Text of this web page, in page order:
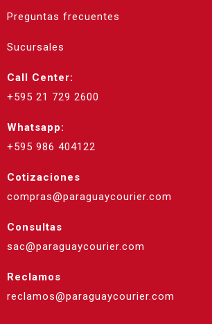
Preguntas frecuentes
Sucursales
Call Center:
+595 21 729 2600
Whatsapp:
+595 986 404122
Cotizaciones
compras@paraguaycourier.com
Consultas
sac@paraguaycourier.com
Reclamos
reclamos@paraguaycourier.com